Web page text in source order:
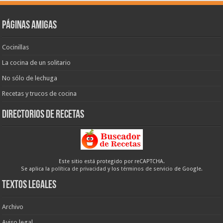
Páginas amigas
Cocinillas
La cocina de un solitario
No sólo de lechuga
Recetas y trucos de cocina
Directorios de recetas
Este sitio está protegido por reCAPTCHA.
Se aplica la política de privacidad y los términos de servicio de Google.
Textos legales
Archivo